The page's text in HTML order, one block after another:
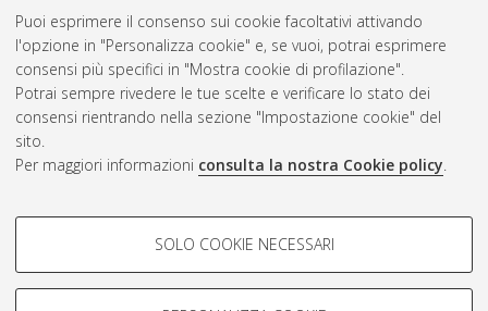
Puoi esprimere il consenso sui cookie facoltativi attivando
l'opzione in "Personalizza cookie" e, se vuoi, potrai esprimere
consensi più specifici in "Mostra cookie di profilazione".
Potrai sempre rivedere le tue scelte e verificare lo stato dei
consensi rientrando nella sezione "Impostazione cookie" del
sito.
Per maggiori informazioni consulta la nostra Cookie policy.
COOKIE DI PROFILAZIONE -
Si tratta di cookie utilizzati per analizzare le caratteristiche della
SOLO COOKIE NECESSARI
Atom
Rss 1.0
Rss 2.0
AMS Laurea
Impostazioni Cookie
Informativa sulla privacy
Condizioni d’uso del sito